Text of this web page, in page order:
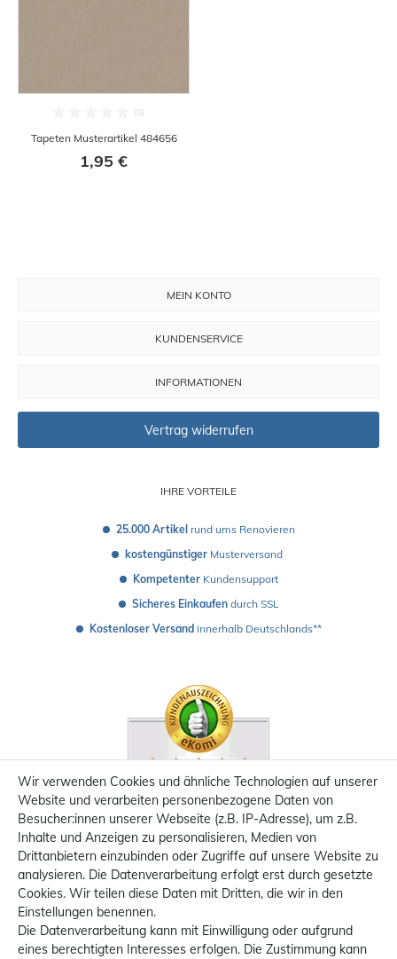
Tapeten Musterartikel 484656
1,95 €
IHRE VORTEILE
25.000 Artikel rund ums Renovieren
kostengünstiger Musterversand
Kompetenter Kundensupport
Sicheres Einkaufen durch SSL
Kostenloser Versand innerhalb Deutschlands**
MEIN KONTO
KUNDENSERVICE
INFORMATIONEN
Vertrag widerrufen
Wir verwenden Cookies und ähnliche Technologien auf unserer
Website und verarbeiten personenbezogene Daten von
Besucher:innen unserer Webseite (z.B. IP-Adresse), um z.B.
Inhalte und Anzeigen zu personalisieren, Medien von
Drittanbietern einzubinden oder Zugriffe auf unsere Website zu
analysieren. Die Datenverarbeitung erfolgt erst durch gesetzte
Cookies. Wir teilen diese Daten mit Dritten, die wir in den
Einstellungen benennen.
Die Datenverarbeitung kann mit Einwilligung oder aufgrund
eines berechtigten Interesses erfolgen. Die Zustimmung kann